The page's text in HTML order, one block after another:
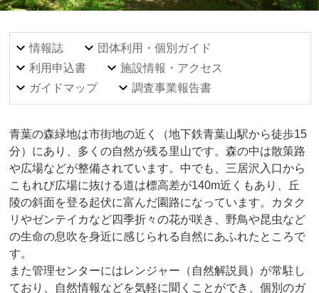
情報誌
団体利用・個別ガイド
利用申込書
施設情報・アクセス
ガイドマップ
調査事業報告書
青葉の森緑地は市街地の近く（地下鉄青葉山駅から徒歩15
分）にあり、多くの自然が残る里山です。森の中は散策路
や広場などが整備されています。中でも、三居沢入口から
こもれび広場に抜ける道は標高差が140m近くもあり、丘
陵の斜面を登る起伏に富んだ園路になっています。カタク
リやゼンテイカなど四季折々の花が咲き、野鳥や昆虫など
の生命の息吹を身近に感じられる自然にあふれたところで
す。
また管理センターにはレンジャー（自然解説員）が常駐し
ており、自然情報などを気軽に聞くことができ、個別のガ